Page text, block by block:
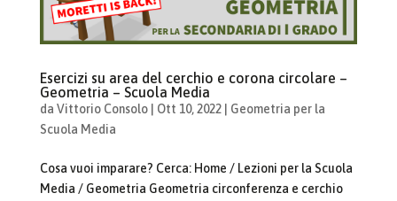
Esercizi su area del cerchio e corona circolare –
Geometria – Scuola Media
da Vittorio Consolo| Ott 10, 2022| Geometria per la
Scuola Media
Cosa vuoi imparare? Cerca: Home / Lezioni per la Scuola
Media / Geometria Geometria circonferenza e cerchio